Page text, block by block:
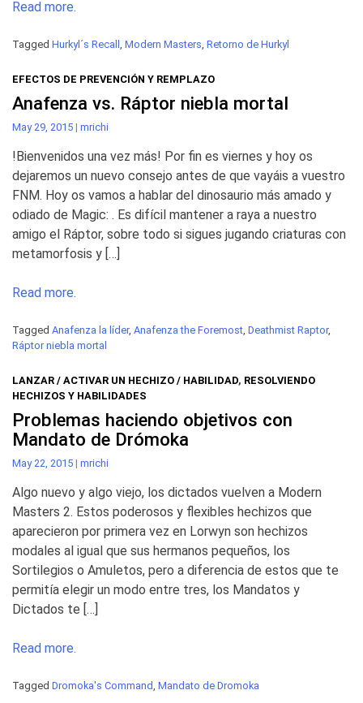
Read more.
Tagged Hurkyl´s Recall , Modern Masters, Retorno de Hurkyl
EFECTOS DE PREVENCIÓN Y REMPLAZO
Anafenza vs. Ráptor niebla mortal
May 29, 2015 | mrichi
!Bienvenidos una vez más! Por fin es viernes y hoy os
dejaremos un nuevo consejo antes de que vayáis a vuestro
FNM. Hoy os vamos a hablar del dinosaurio más amado y
odiado de Magic: . Es difícil mantener a raya a nuestro
amigo el Ráptor, sobre todo si sigues jugando criaturas con
metamorfosis y […]
Read more.
Tagged Anafenza la líder, Anafenza the Foremost, Deathmist Raptor,
Ráptor niebla mortal
LANZAR / ACTIVAR UN HECHIZO / HABILIDAD, RESOLVIENDO
HECHIZOS Y HABILIDADES
Problemas haciendo objetivos con
Mandato de Drómoka
May 22, 2015 | mrichi
Algo nuevo y algo viejo, los dictados vuelven a Modern
Masters 2. Estos poderosos y flexibles hechizos que
aparecieron por primera vez en Lorwyn son hechizos
modales al igual que sus hermanos pequeños, los
Sortilegios o Amuletos, pero a diferencia de estos que te
permitía elegir un modo entre tres, los Mandatos y
Dictados te […]
Read more.
Tagged Dromoka's Command, Mandato de Dromoka